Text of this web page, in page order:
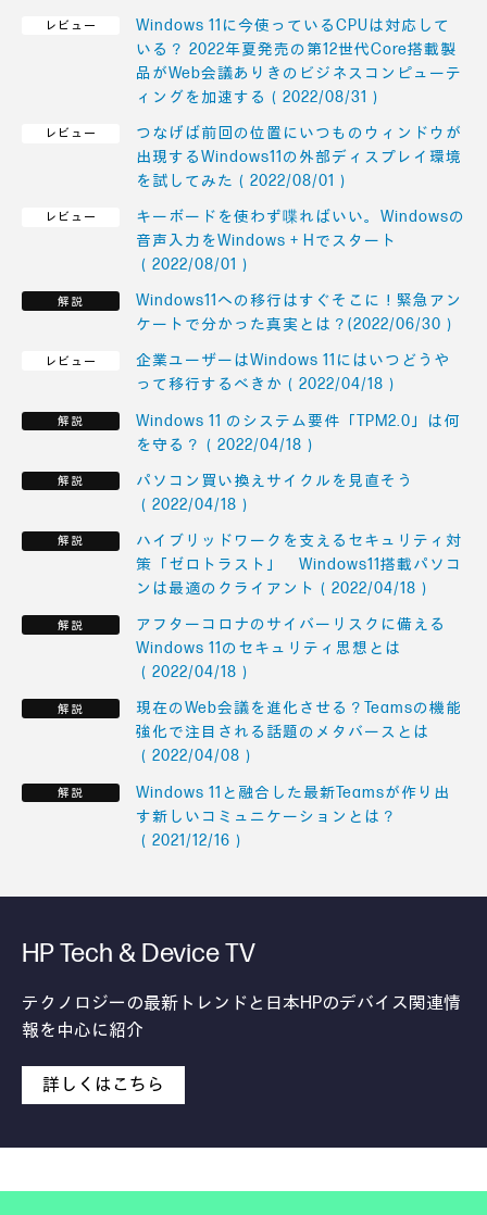
Windows 11に今使っているCPUは対応して
いる？ 2022年夏発売の第12世代Core搭載製
品がWeb会議ありきのビジネスコンピューテ
ィングを加速する（2022/08/31）
つなげば前回の位置にいつものウィンドウが
出現するWindows11の外部ディスプレイ環境
を試してみた（2022/08/01）
キーボードを使わず喋ればいい。Windowsの
音声入力をWindows + Hでスタート
（2022/08/01）
Windows11への移行はすぐそこに！緊急アン
ケートで分かった真実とは？(2022/06/30）
企業ユーザーはWindows 11にはいつどうや
って移行するべきか（2022/04/18）
Windows 11 のシステム要件「TPM2.0」は何
を守る？（2022/04/18）
パソコン買い換えサイクルを見直そう
（2022/04/18）
ハイブリッドワークを支えるセキュリティ対
策「ゼロトラスト」 Windows11搭載パソコ
ンは最適のクライアント（2022/04/18）
アフターコロナのサイバーリスクに備える
Windows 11のセキュリティ思想とは
（2022/04/18）
現在のWeb会議を進化させる？Teamsの機能
強化で注目される話題のメタバースとは
（2022/04/08）
Windows 11と融合した最新Teamsが作り出
す新しいコミュニケーションとは？
（2021/12/16）
HP Tech & Device TV
テクノロジーの最新トレンドと日本HPのデバイス関連情
報を中心に紹介
詳しくはこちら